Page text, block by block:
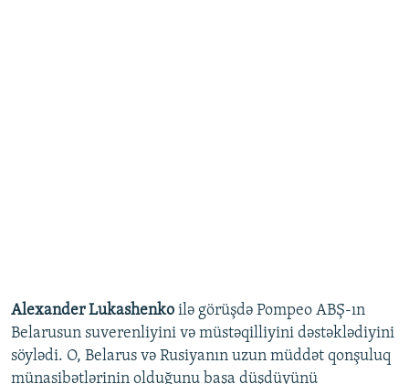
Alexander Lukashenko ilə görüşdə Pompeo ABŞ-ın
Belarusun suverenliyini və müstəqilliyini dəstəklədiyini
söylədi. O, Belarus və Rusiyanın uzun müddət qonşuluq
münasibətlərinin olduğunu başa düşdüyünü